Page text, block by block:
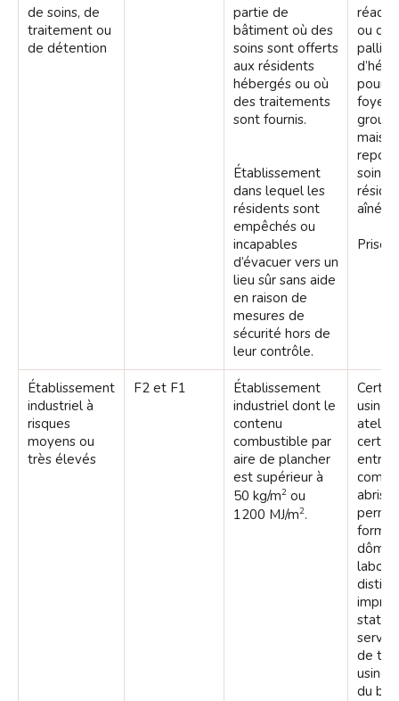
de soins, de
traitement ou
de détention
partie de
bâtiment où des
soins sont offerts
aux résidents
hébergés ou où
des traitements
sont fournis.
Établissement
dans lequel les
résidents sont
empêchés ou
incapables
d’évacuer vers un
lieu sûr sans aide
en raison de
mesures de
sécurité hors de
leur contrôle.
ou de
pour
foyers
repos
soins,
aînés.
Prison.
Établissement
industriel à
risques
moyens ou
très élevés
F2 et F1
Établissement
industriel dont le
contenu
combustible par
aire de plancher
est supérieur à
50 kg/m2 ou
1200 MJ/m2.
abris
forme
de
usine
du